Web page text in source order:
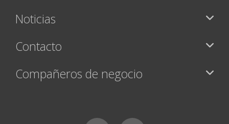
Noticias
Contacto
Compañeros de negocio